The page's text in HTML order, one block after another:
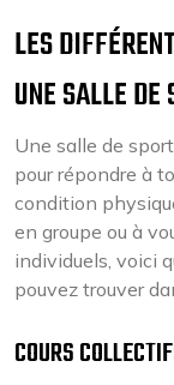
LES
UNE SALLE DE
Une salle de
pour répondre à
condition
en groupe ou à
individuels, voici
pouvez trouver
COURS